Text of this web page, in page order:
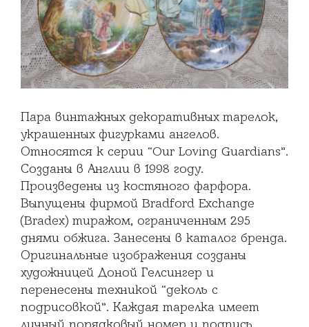
Пара винтажных декоративных тарелок,
украшенных фигурками ангелов.
Относятся к серии “Our Loving Guardians”.
Созданы в Англии в 1998 году.
Произведены из костяного фарфора.
Выпущены фирмой Bradford Exchange
(Bradex) тиражом, ограниченным 295
днями обжига. Занесены в каталог бренда.
Оригинальные изображения созданы
художницей Доной Гелсингер и
перенесены техникой “деколь с
подрисовкой”. Каждая тарелка имеет
личный порядковый номер и подпись